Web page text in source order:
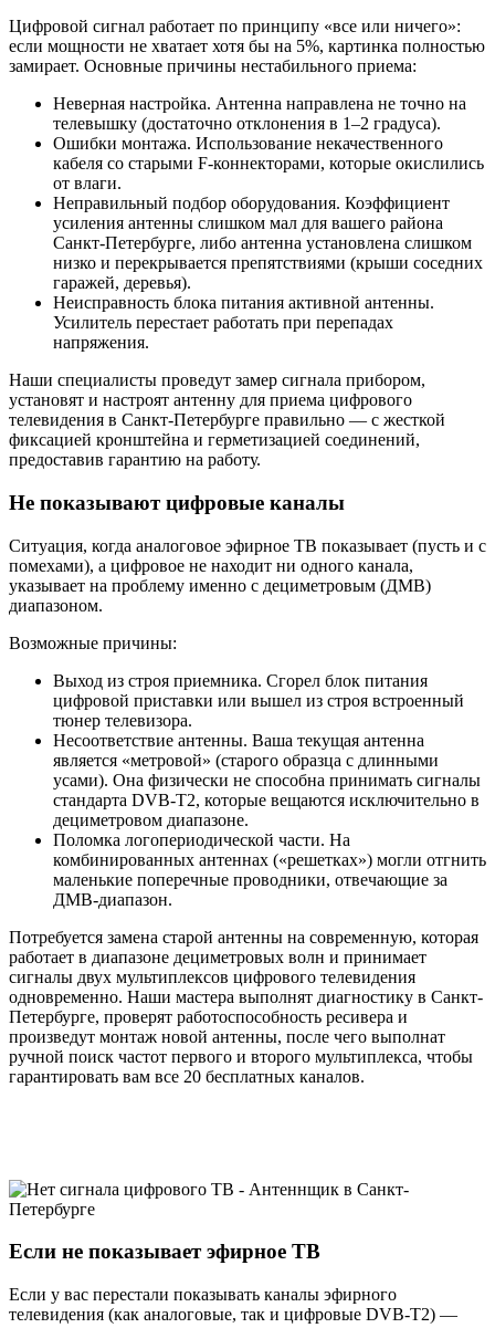
Цифровой сигнал работает по принципу «все или ничего»:
если мощности не хватает хотя бы на 5%, картинка полностью
замирает. Основные причины нестабильного приема:
Неверная настройка. Антенна направлена не точно на
телевышку (достаточно отклонения в 1–2 градуса).
Ошибки монтажа. Использование некачественного
кабеля со старыми F-коннекторами, которые окислились
от влаги.
Неправильный подбор оборудования. Коэффициент
усиления антенны слишком мал для вашего района
Санкт-Петербурге, либо антенна установлена слишком
низко и перекрывается препятствиями (крыши соседних
гаражей, деревья).
Неисправность блока питания активной антенны.
Усилитель перестает работать при перепадах
напряжения.
Наши специалисты проведут замер сигнала прибором,
установят и настроят антенну для приема цифрового
телевидения в Санкт-Петербурге правильно — с жесткой
фиксацией кронштейна и герметизацией соединений,
предоставив гарантию на работу.
Не показывают цифровые каналы
Ситуация, когда аналоговое эфирное ТВ показывает (пусть и с
помехами), а цифровое не находит ни одного канала,
указывает на проблему именно с дециметровым (ДМВ)
диапазоном.
Возможные причины:
Выход из строя приемника. Сгорел блок питания
цифровой приставки или вышел из строя встроенный
тюнер телевизора.
Несоответствие антенны. Ваша текущая антенна
является «метровой» (старого образца с длинными
усами). Она физически не способна принимать сигналы
стандарта DVB-T2, которые вещаются исключительно в
дециметровом диапазоне.
Поломка логопериодической части. На
комбинированных антеннах («решетках») могли отгнить
маленькие поперечные проводники, отвечающие за
ДМВ-диапазон.
Потребуется замена старой антенны на современную, которая
работает в диапазоне дециметровых волн и принимает
сигналы двух мультиплексов цифрового телевидения
одновременно. Наши мастера выполнят диагностику в Санкт-
Петербурге, проверят работоспособность ресивера и
произведут монтаж новой антенны, после чего выполнат
ручной поиск частот первого и второго мультиплекса, чтобы
гарантировать вам все 20 бесплатных каналов.
Если не показывает эфирное ТВ
Если у вас перестали показывать каналы эфирного
телевидения (как аналоговые, так и цифровые DVB-T2) —